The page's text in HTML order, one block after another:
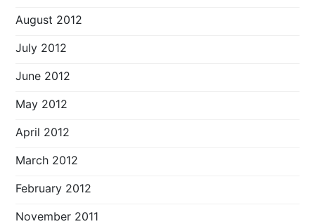
August 2012
July 2012
June 2012
May 2012
April 2012
March 2012
February 2012
November 2011